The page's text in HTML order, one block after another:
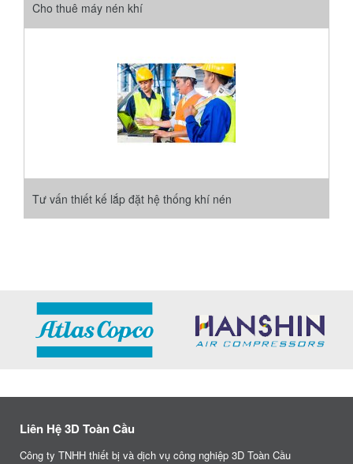
Cho thuê máy nén khí
Tư vấn thiết kế lắp đặt hệ thống khí nén
Liên Hệ 3D Toàn Cầu
Công ty TNHH thiết bị và dịch vụ công nghiệp 3D Toàn Cầu